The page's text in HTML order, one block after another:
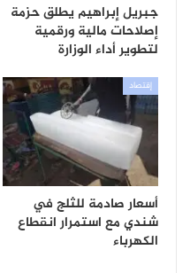
جبريل إبراهيم يطلق حزمة
إصلاحات مالية ورقمية
لتطوير أداء الوزارة
إقتصاد
أسعار صادمة للثلج في
شندي مع استمرار انقطاع
الكهرباء